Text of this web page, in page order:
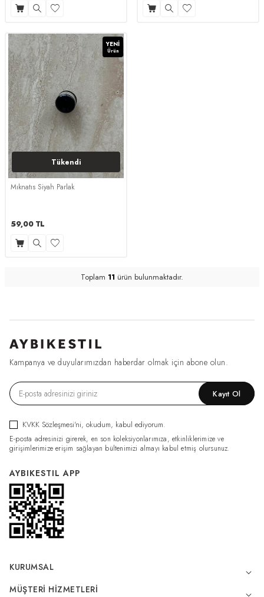
YENI
Ürün
Tükendi
Mıknatıs Siyah Parlak
59,00 TL
Toplam 11 ürün bulunmaktadır.
Kampanya ve duyularımızdan haberdar olmak için abone olun.
Kayıt Ol
KVKK Sözleşmesi'ni, okudum, kabul ediyorum.
E-posta adresinizi girerek, en son koleksiyonlarımıza, etkinliklerimize ve
girişimlerimize erişim sağlayan bültenimizi almayı kabul etmiş olursunuz.
AYBIKESTIL APP
KURUMSAL
MÜŞTERI HIZMETLERI